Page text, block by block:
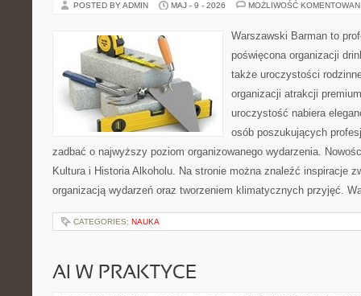
POSTED BY ADMIN MAJ - 9 - 2026 MOŻLIWOŚĆ
Warszawski Barman to
poświęcona organizacji
także uroczystości
organizacji atrakcji
uroczystość nabiera
osób poszukujących
zadbać o najwyższy poziom organizowanego wydarzenia.
Kultura i Historia Alkoholu. Na stronie można znaleźć inspiracje
organizacją wydarzeń oraz tworzeniem klimatycznych przyjęć.
CATEGORIES: NAUKA
AI W PRAKTYCE